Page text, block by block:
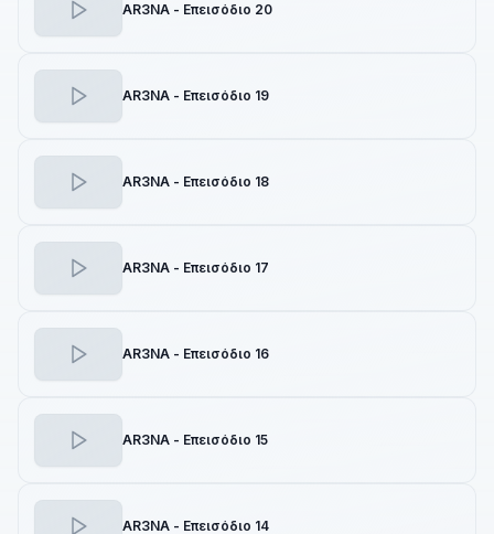
AR3NA - Επεισόδιο 20
AR3NA - Επεισόδιο 19
AR3NA - Επεισόδιο 18
AR3NA - Επεισόδιο 17
AR3NA - Επεισόδιο 16
AR3NA - Επεισόδιο 15
AR3NA - Επεισόδιο 14